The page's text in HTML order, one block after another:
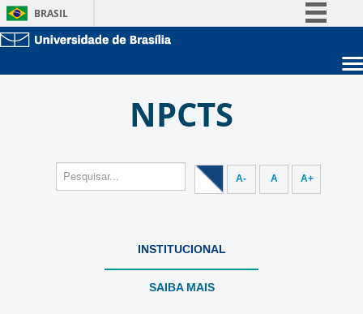
BRASIL
Acesso à informação
Canais
Administração
NPCTS
A- A A+
INSTITUCIONAL
SAIBA MAIS